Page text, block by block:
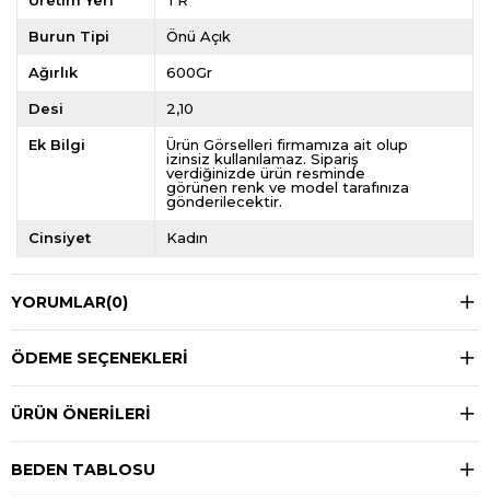
Burun Tipi Önü Açık
Ağırlık 600Gr
Desi 2,10
Ek Bilgi
Ürün Görselleri firmamıza ait olup
izinsiz kullanılamaz. Sipariş
verdiğinizde ürün resminde
görünen renk ve model tarafınıza
gönderilecektir.
Cinsiyet Kadın
YORUMLAR(0)
ÖDEME SEÇENEKLERI
ÜRÜN ÖNERILERI
BEDEN TABLOSU